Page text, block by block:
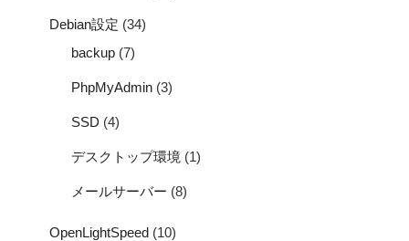
Debian設定 (34)
backup (7)
PhpMyAdmin (3)
SSD (4)
デスクトップ環境 (1)
メールサーバー (8)
OpenLightSpeed (10)